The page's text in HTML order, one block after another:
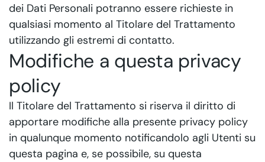
dei Dati Personali potranno essere richieste in
qualsiasi momento al Titolare del Trattamento
utilizzando gli estremi di contatto.
Modifiche a questa privacy
policy
Il Titolare del Trattamento si riserva il diritto di
apportare modifiche alla presente privacy policy
in qualunque momento notificandolo agli Utenti su
questa pagina e, se possibile, su questa